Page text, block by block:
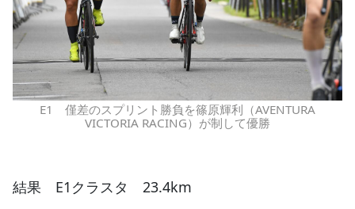
E1 僅差のスプリント勝負を篠原輝利（AVENTURA
VICTORIA RACING）が制して優勝
結果 E1クラスタ 23.4km